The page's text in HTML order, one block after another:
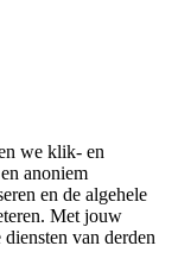
we klik- en
anoniem
en de algehele
Met jouw
van derden